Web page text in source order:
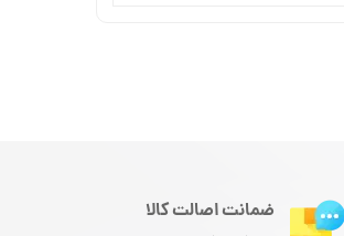
ضمانت اصالت کالا